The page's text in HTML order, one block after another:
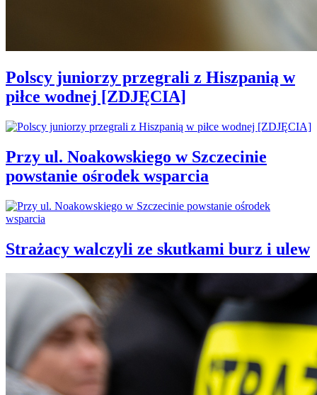
Polscy juniorzy przegrali z Hiszpanią w
piłce wodnej [ZDJĘCIA]
Przy ul. Noakowskiego w Szczecinie
powstanie ośrodek wsparcia
Strażacy walczyli ze skutkami burz i ulew